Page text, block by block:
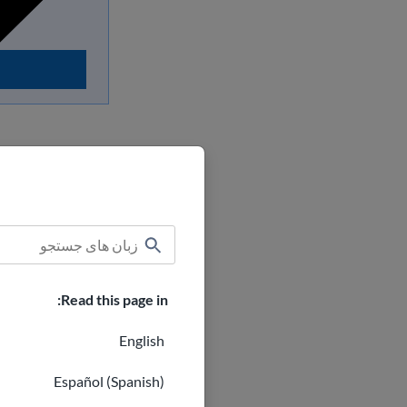
Read this page in:
English
Español (Spanish)
چگونه
در اینجا